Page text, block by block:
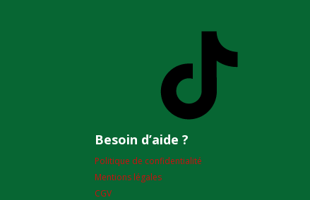
Besoin d’aide ?
Politique de confidentialité
Mentions légales
CGV